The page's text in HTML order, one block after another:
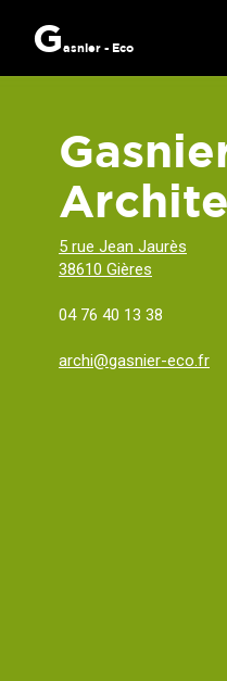
Gasnier - Eco
5 rue Jean Jaurès
38610 Gières
04 76 40 13 38
archi@gasnier-eco.fr